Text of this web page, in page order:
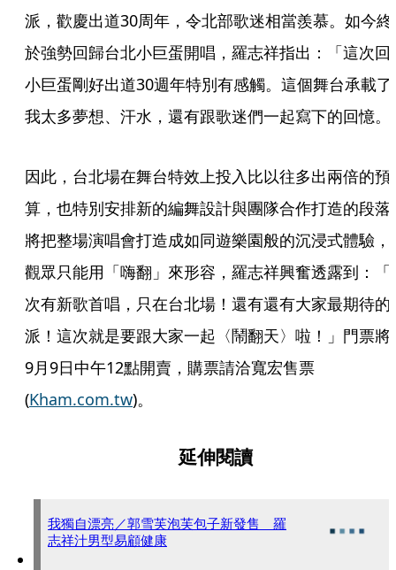
派，歡慶出道30周年，令北部歌迷相當羨慕。如今終
於強勢回歸台北小巨蛋開唱，羅志祥指出：「這次回
小巨蛋剛好出道30週年特別有感觸。這個舞台承載了
我太多夢想、汗水，還有跟歌迷們一起寫下的回憶。
因此，台北場在舞台特效上投入比以往多出兩倍的預
算，也特別安排新的編舞設計與團隊合作打造的段落
將把整場演唱會打造成如同遊樂園般的沉浸式體驗，
觀眾只能用「嗨翻」來形容，羅志祥興奮透露到：「
次有新歌首唱，只在台北場！還有還有大家最期待的
派！這次就是要跟大家一起〈鬧翻天〉啦！」門票將
9月9日中午12點開賣，購票請洽寬宏售票
(Kham.com.tw)。
延伸閱讀
我獨自漂亮／郭雪芙泡芙包子新發售 羅
志祥汁男型易顧健康